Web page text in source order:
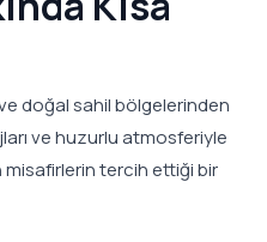
doğal sahil bölgelerinden
ve huzurlu atmosferiyle
tercih ettiği bir